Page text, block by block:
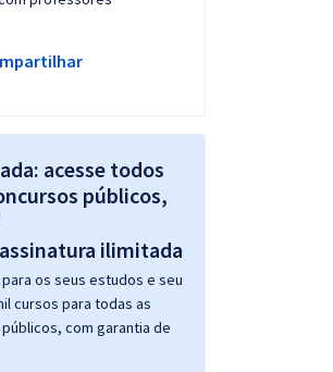
acesse todos
públicos,
os seus estudos e seu
cursos para todas as
com garantia de